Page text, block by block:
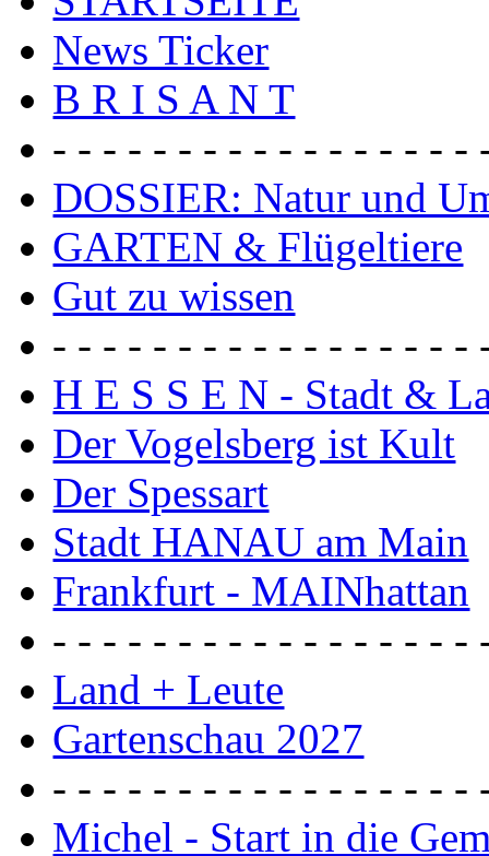
News Ticker
B R I S A N T
- - - - - - - - - - - - - - - - -
DOSSIER: Natur und
GARTEN & Flügeltiere
Gut zu wissen
- - - - - - - - - - - - - - - - -
H E S S E N - Stadt &
Der Vogelsberg ist Kult
Der Spessart
Stadt HANAU am Main
Frankfurt - MAINhattan
- - - - - - - - - - - - - - - - -
Land + Leute
Gartenschau 2027
- - - - - - - - - - - - - - - - -
Michel - Start in die